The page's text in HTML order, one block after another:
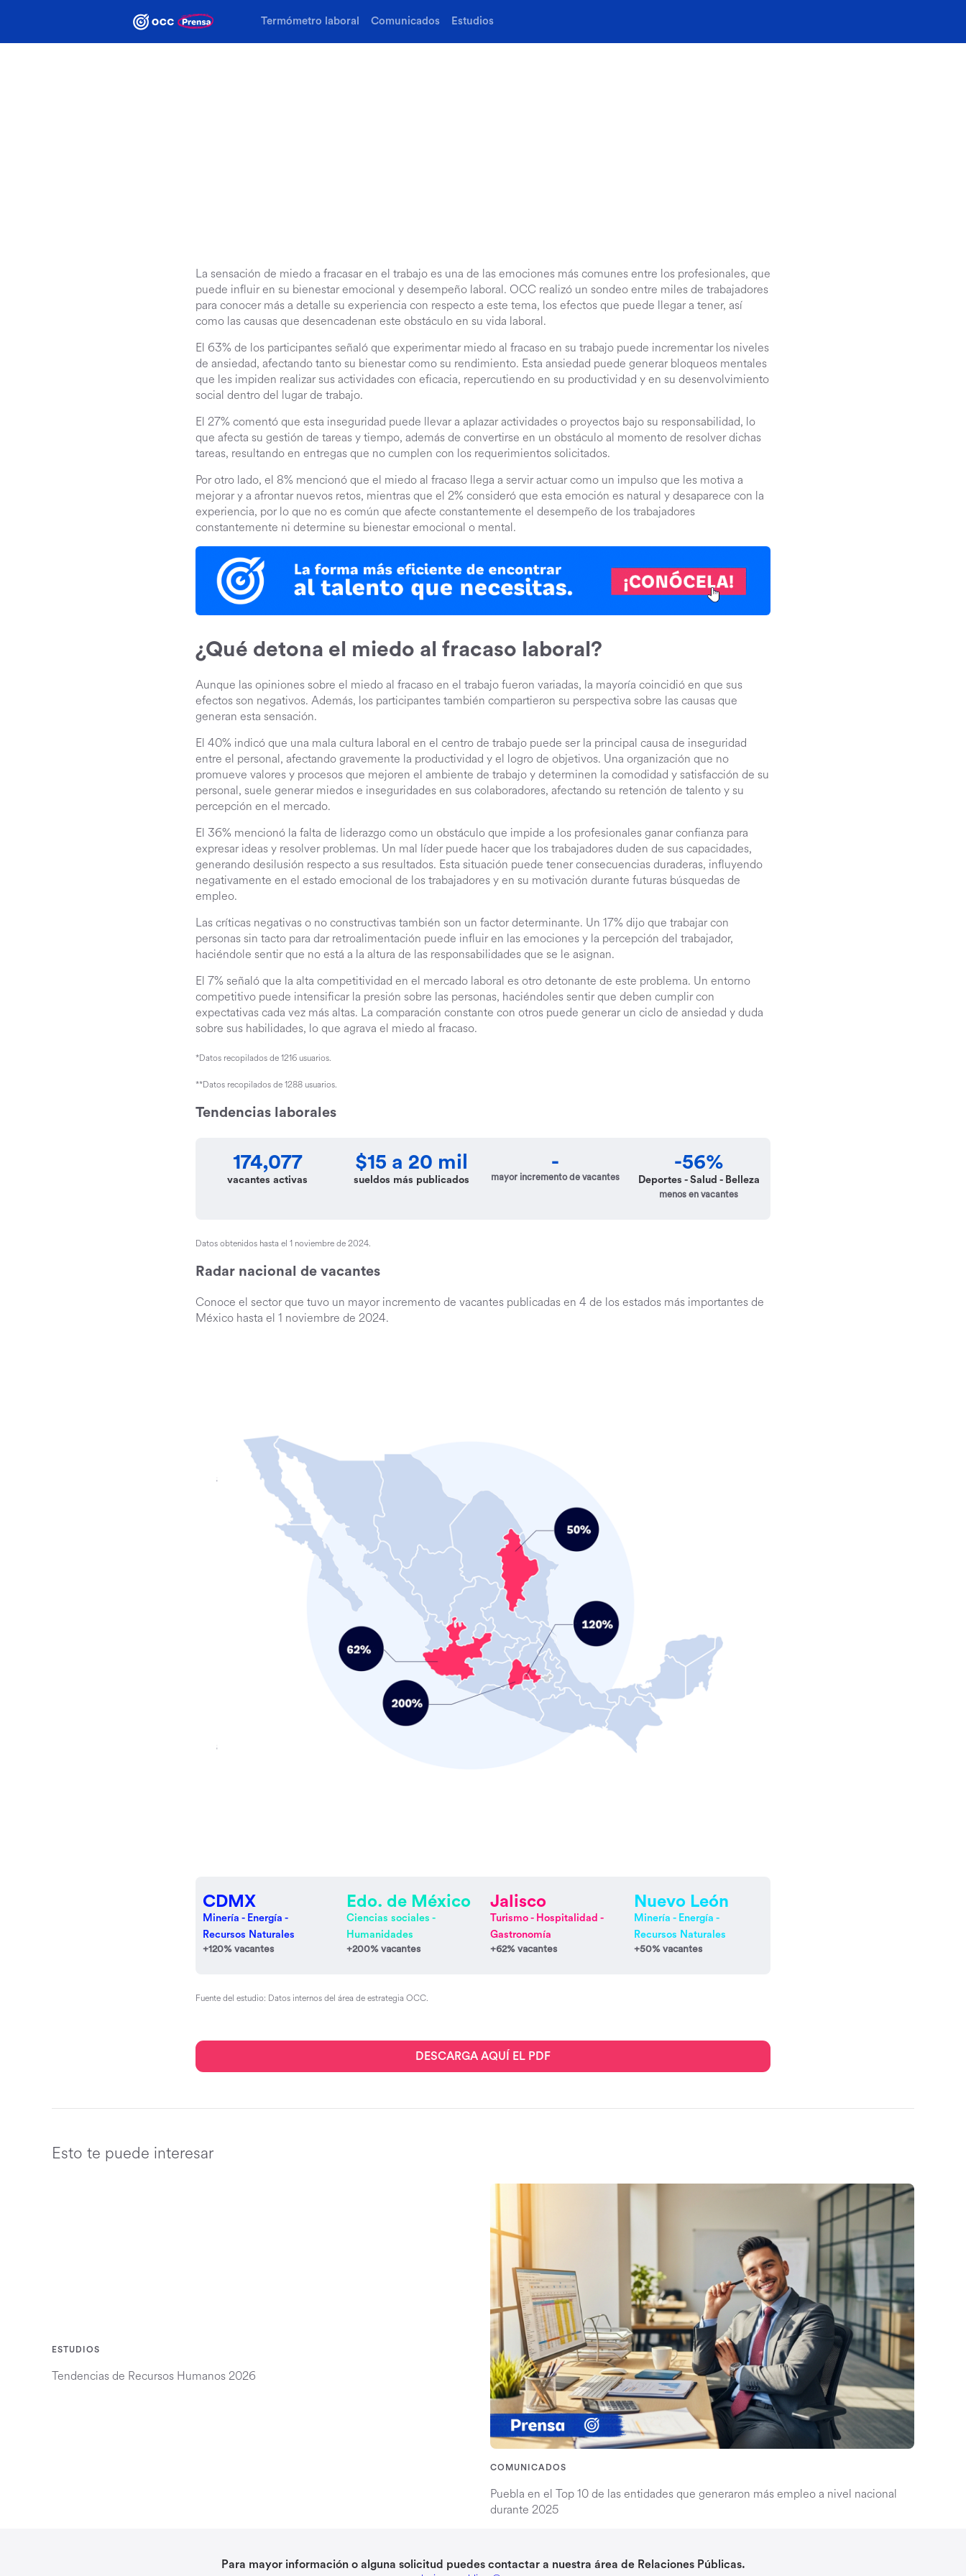
Termómetro laboral Comunicados Estudios
La sensación de miedo a fracasar en el trabajo es una de las emociones más comunes entre los profesionales, que
puede influir en su bienestar emocional y desempeño laboral. OCC realizó un sondeo entre miles de trabajadores
para conocer más a detalle su experiencia con respecto a este tema, los efectos que puede llegar a tener, así
como las causas que desencadenan este obstáculo en su vida laboral.
El 63% de los participantes señaló que experimentar miedo al fracaso en su trabajo puede incrementar los niveles
de ansiedad, afectando tanto su bienestar como su rendimiento. Esta ansiedad puede generar bloqueos mentales
que les impiden realizar sus actividades con eficacia, repercutiendo en su productividad y en su desenvolvimiento
social dentro del lugar de trabajo.
El 27% comentó que esta inseguridad puede llevar a aplazar actividades o proyectos bajo su responsabilidad, lo
que afecta su gestión de tareas y tiempo, además de convertirse en un obstáculo al momento de resolver dichas
tareas, resultando en entregas que no cumplen con los requerimientos solicitados.
Por otro lado, el 8% mencionó que el miedo al fracaso llega a servir actuar como un impulso que les motiva a
mejorar y a afrontar nuevos retos, mientras que el 2% consideró que esta emoción es natural y desaparece con la
experiencia, por lo que no es común que afecte constantemente el desempeño de los trabajadores
constantemente ni determine su bienestar emocional o mental.
¿Qué detona el miedo al fracaso laboral?
Aunque las opiniones sobre el miedo al fracaso en el trabajo fueron variadas, la mayoría coincidió en que sus
efectos son negativos. Además, los participantes también compartieron su perspectiva sobre las causas que
generan esta sensación.
El 40% indicó que una mala cultura laboral en el centro de trabajo puede ser la principal causa de inseguridad
entre el personal, afectando gravemente la productividad y el logro de objetivos. Una organización que no
promueve valores y procesos que mejoren el ambiente de trabajo y determinen la comodidad y satisfacción de su
personal, suele generar miedos e inseguridades en sus colaboradores, afectando su retención de talento y su
percepción en el mercado.
El 36% mencionó la falta de liderazgo como un obstáculo que impide a los profesionales ganar confianza para
expresar ideas y resolver problemas. Un mal líder puede hacer que los trabajadores duden de sus capacidades,
generando desilusión respecto a sus resultados. Esta situación puede tener consecuencias duraderas, influyendo
negativamente en el estado emocional de los trabajadores y en su motivación durante futuras búsquedas de
empleo.
Las críticas negativas o no constructivas también son un factor determinante. Un 17% dijo que trabajar con
personas sin tacto para dar retroalimentación puede influir en las emociones y la percepción del trabajador,
haciéndole sentir que no está a la altura de las responsabilidades que se le asignan.
El 7% señaló que la alta competitividad en el mercado laboral es otro detonante de este problema. Un entorno
competitivo puede intensificar la presión sobre las personas, haciéndoles sentir que deben cumplir con
expectativas cada vez más altas. La comparación constante con otros puede generar un ciclo de ansiedad y duda
sobre sus habilidades, lo que agrava el miedo al fracaso.
*Datos recopilados de 1216 usuarios.
**Datos recopilados de 1288 usuarios.
Tendencias laborales
174,077
vacantes activas
$15 a 20 mil
sueldos más publicados
-
mayor incremento de vacantes
-56%
Deportes - Salud - Belleza
menos en vacantes
Datos obtenidos hasta el 1 noviembre de 2024.
Radar nacional de vacantes
Conoce el sector que tuvo un mayor incremento de vacantes publicadas en 4 de los estados más importantes de
México hasta el 1 noviembre de 2024.
CDMX
Minería - Energía -
Recursos Naturales
+120% vacantes
Edo. de México
Ciencias sociales -
Humanidades
+200% vacantes
Jalisco
Turismo - Hospitalidad -
Gastronomía
+62% vacantes
Nuevo León
Minería - Energía -
Recursos Naturales
+50% vacantes
Fuente del estudio: Datos internos del área de estrategia OCC.
DESCARGA AQUÍ EL PDF
Esto te puede interesar
ESTUDIOS
Tendencias de Recursos Humanos 2026
COMUNICADOS
Puebla en el Top 10 de las entidades que generaron más empleo a nivel nacional
durante 2025
Para mayor información o alguna solicitud puedes contactar a nuestra área de Relaciones Públicas.